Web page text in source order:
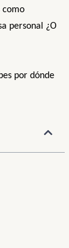
como
personal ¿O
por dónde